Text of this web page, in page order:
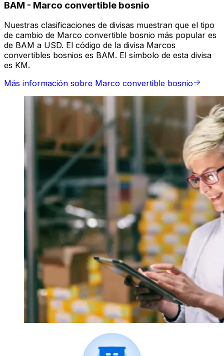
BAM - Marco convertible bosnio
Nuestras clasificaciones de divisas muestran que el tipo
de cambio de Marco convertible bosnio más popular es
de BAM a USD. El código de la divisa Marcos
convertibles bosnios es BAM. El símbolo de esta divisa
es KM.
Más información sobre Marco convertible bosnio